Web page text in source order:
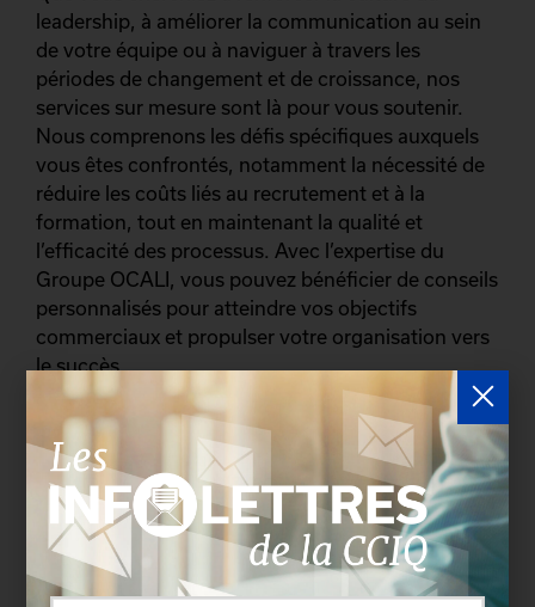
leadership, à améliorer la communication au sein
de votre équipe ou à naviguer à travers les
périodes de changement et de croissance, nos
services sur mesure sont là pour vous soutenir.
Nous comprenons les défis spécifiques auxquels
vous êtes confrontés, notamment la nécessité de
réduire les coûts liés au recrutement et à la
formation, tout en maintenant la qualité et
l’efficacité des processus. Avec l’expertise du
Groupe OCALI, vous pouvez bénéficier de conseils
personnalisés pour atteindre vos objectifs
commerciaux et propulser votre organisation vers
le succès.